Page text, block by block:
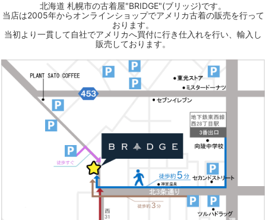
北海道 札幌市の古着屋"BRIDGE"(ブリッジ)です。
当店は2005年からオンラインショップでアメリカ古着の販売を行って
おります。
当初より一貫して自社でアメリカへ買付に行き仕入れを行い、輸入し
販売しております。